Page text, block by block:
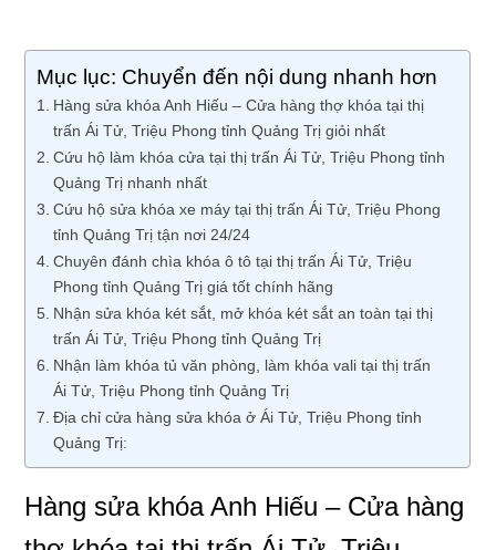
Mục lục: Chuyển đến nội dung nhanh hơn
Hàng sửa khóa Anh Hiếu – Cửa hàng thợ khóa tại thị
trấn Ái Tử, Triệu Phong tỉnh Quảng Trị giỏi nhất
Cứu hộ làm khóa cửa tại thị trấn Ái Tử, Triệu Phong tỉnh
Quảng Trị nhanh nhất
Cứu hộ sửa khóa xe máy tại thị trấn Ái Tử, Triệu Phong
tỉnh Quảng Trị tận nơi 24/24
Chuyên đánh chìa khóa ô tô tại thị trấn Ái Tử, Triệu
Phong tỉnh Quảng Trị giá tốt chính hãng
Nhận sửa khóa két sắt, mở khóa két sắt an toàn tại thị
trấn Ái Tử, Triệu Phong tỉnh Quảng Trị
Nhận làm khóa tủ văn phòng, làm khóa vali tại thị trấn
Ái Tử, Triệu Phong tỉnh Quảng Trị
Địa chỉ cửa hàng sửa khóa ở Ái Tử, Triệu Phong tỉnh
Quảng Trị:
Hàng sửa khóa Anh Hiếu – Cửa hàng